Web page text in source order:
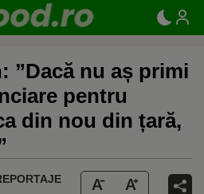
”Dacă nu aș primi
pentru
din nou din țară,